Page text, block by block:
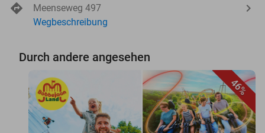
Meenseweg 497
Wegbeschreibung
Durch andere angesehen
46%